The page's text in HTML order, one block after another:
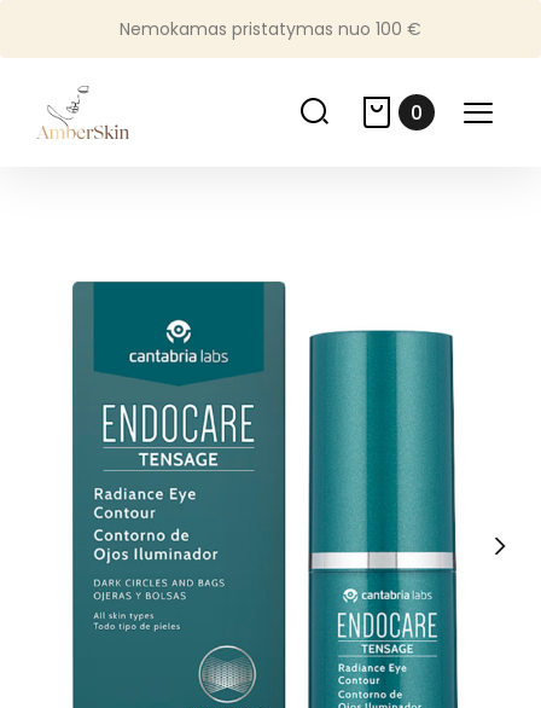
Nemokamas pristatymas nuo 100 €
0